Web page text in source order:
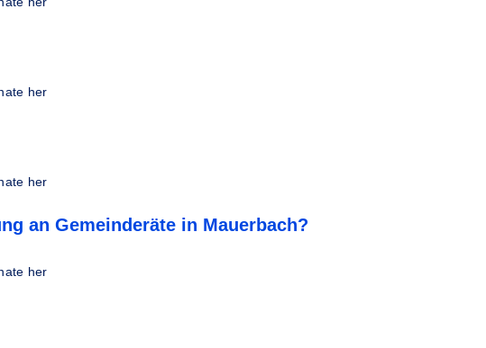
her
her
an Gemeinderäte in Mauerbach?
her